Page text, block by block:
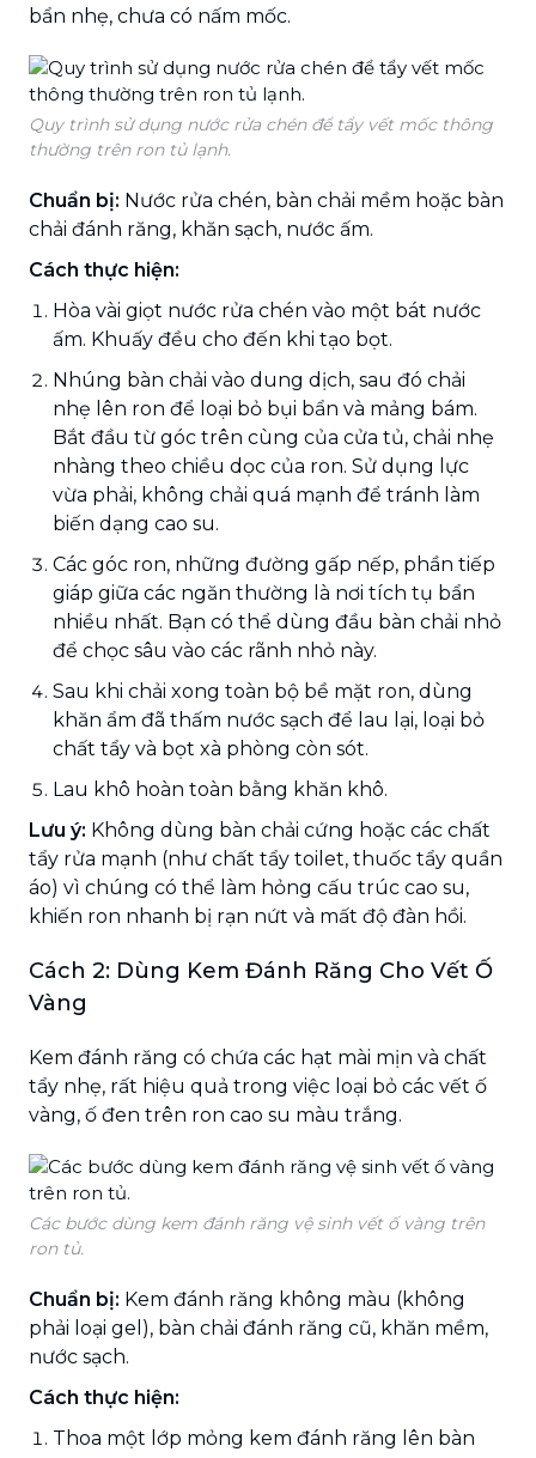
bẩn nhẹ, chưa có nấm mốc.
Quy trình sử dụng nước rửa chén để tẩy vết mốc thông
thường trên ron tủ lạnh.
Chuẩn bị: Nước rửa chén, bàn chải mềm hoặc bàn
chải đánh răng, khăn sạch, nước ấm.
Cách thực hiện:
Hòa vài giọt nước rửa chén vào một bát nước
ấm. Khuấy đều cho đến khi tạo bọt.
Nhúng bàn chải vào dung dịch, sau đó chải
nhẹ lên ron để loại bỏ bụi bẩn và mảng bám.
Bắt đầu từ góc trên cùng của cửa tủ, chải nhẹ
nhàng theo chiều dọc của ron. Sử dụng lực
vừa phải, không chải quá mạnh để tránh làm
biến dạng cao su.
Các góc ron, những đường gấp nếp, phần tiếp
giáp giữa các ngăn thường là nơi tích tụ bẩn
nhiều nhất. Bạn có thể dùng đầu bàn chải nhỏ
để chọc sâu vào các rãnh nhỏ này.
Sau khi chải xong toàn bộ bề mặt ron, dùng
khăn ẩm đã thấm nước sạch để lau lại, loại bỏ
chất tẩy và bọt xà phòng còn sót.
Lau khô hoàn toàn bằng khăn khô.
Lưu ý: Không dùng bàn chải cứng hoặc các chất
tẩy rửa mạnh (như chất tẩy toilet, thuốc tẩy quần
áo) vì chúng có thể làm hỏng cấu trúc cao su,
khiến ron nhanh bị rạn nứt và mất độ đàn hồi.
Cách 2: Dùng Kem Đánh Răng Cho Vết Ố
Vàng
Kem đánh răng có chứa các hạt mài mịn và chất
tẩy nhẹ, rất hiệu quả trong việc loại bỏ các vết ố
vàng, ố đen trên ron cao su màu trắng.
Các bước dùng kem đánh răng vệ sinh vết ố vàng trên
ron tủ.
Chuẩn bị: Kem đánh răng không màu (không
phải loại gel), bàn chải đánh răng cũ, khăn mềm,
nước sạch.
Cách thực hiện:
Thoa một lớp mỏng kem đánh răng lên bàn